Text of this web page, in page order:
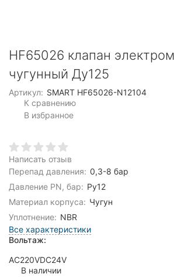
HF65026 клапан
чугунный Ду125
Артикул: SMART HF65026-N12104
К сравнению
В избранное
Написать отзыв
Перепад давления: 0,3-8 бар
Давление PN, бар: Ру12
Материал корпуса: Чугун
Уплотнение: NBR
Все характеристики
Вольтаж:
AC220VDC24V
В наличии